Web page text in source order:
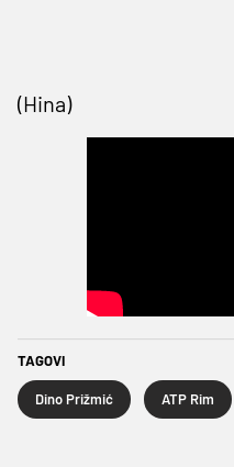
(Hina)
TAGOVI
Dino Prižmić ATP Rim